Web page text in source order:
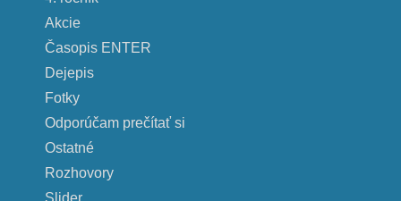
Akcie
Časopis ENTER
Dejepis
Fotky
Odporúčam prečítať si
Ostatné
Rozhovory
Slider